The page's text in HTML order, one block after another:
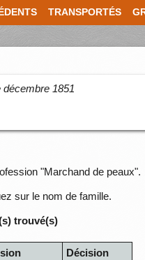
TRANSPORTÉS
décembre 1851
"Marchand de peaux".
sur le nom de famille.
trouvé(s)
Décision